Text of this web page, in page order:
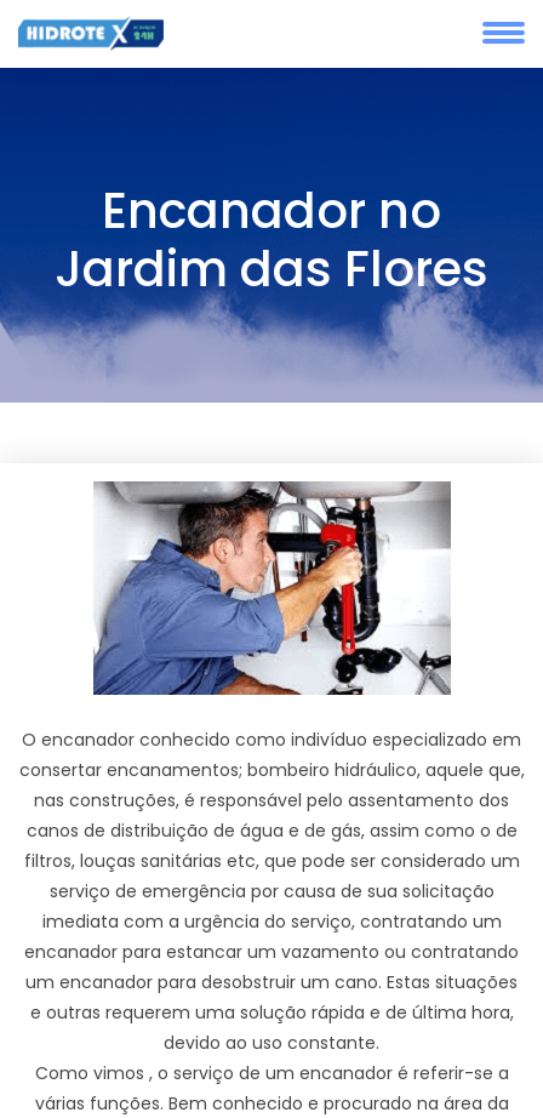
Encanador no
Jardim das Flores
O encanador conhecido como indivíduo especializado em
consertar encanamentos; bombeiro hidráulico, aquele que,
nas construções, é responsável pelo assentamento dos
canos de distribuição de água e de gás, assim como o de
filtros, louças sanitárias etc, que pode ser considerado um
serviço de emergência por causa de sua solicitação
imediata com a urgência do serviço, contratando um
encanador para estancar um vazamento ou contratando
um encanador para desobstruir um cano. Estas situações
e outras requerem uma solução rápida e de última hora,
devido ao uso constante.
Como vimos , o serviço de um encanador é referir-se a
várias funções. Bem conhecido e procurado na área da